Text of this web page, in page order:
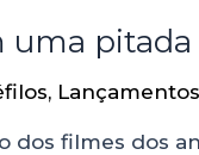
uma
, Lançamentos
dos filmes dos